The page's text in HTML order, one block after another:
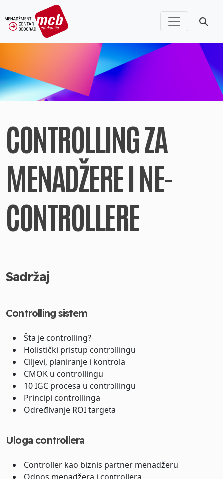
CONTROLLING ZA
MENADŽERE I NE-
CONTROLLERE
Sadržaj
Controlling sistem
Šta je controlling?
Holistički pristup controllingu
Ciljevi, planiranje i kontrola
CMOK u controllingu
10 IGC procesa u controllingu
Principi controllinga
Određivanje ROI targeta
Uloga controllera
Controller kao biznis partner menadžeru
Odnos menadžera i controllera